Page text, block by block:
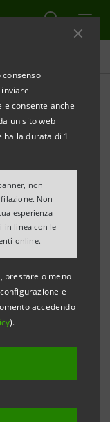
consente anche
un sito web
ha la durata di 1
non
Non
esperienza
in linea con le
online.
prestare o meno
e
accedendo
).
DELLE
COSTARDI A
A NAPOLI
Sanpaolo ha
delle
nuovo museo di
Fratelli Costardi;
sarà
di
culturale, è